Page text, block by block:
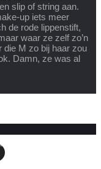
slip of string aan.
up iets meer
de rode lippenstift,
waar ze zelf zo’n
die M zo bij haar zou
Damn, ze was al